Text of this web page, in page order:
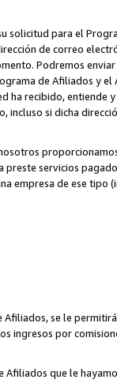
solicitud para el
de correo
Podremos
de Afiliados y
ha recibido, entiende
incluso si dicha
preste servicios
empresa de ese
se le
ingresos por
Afiliados que le